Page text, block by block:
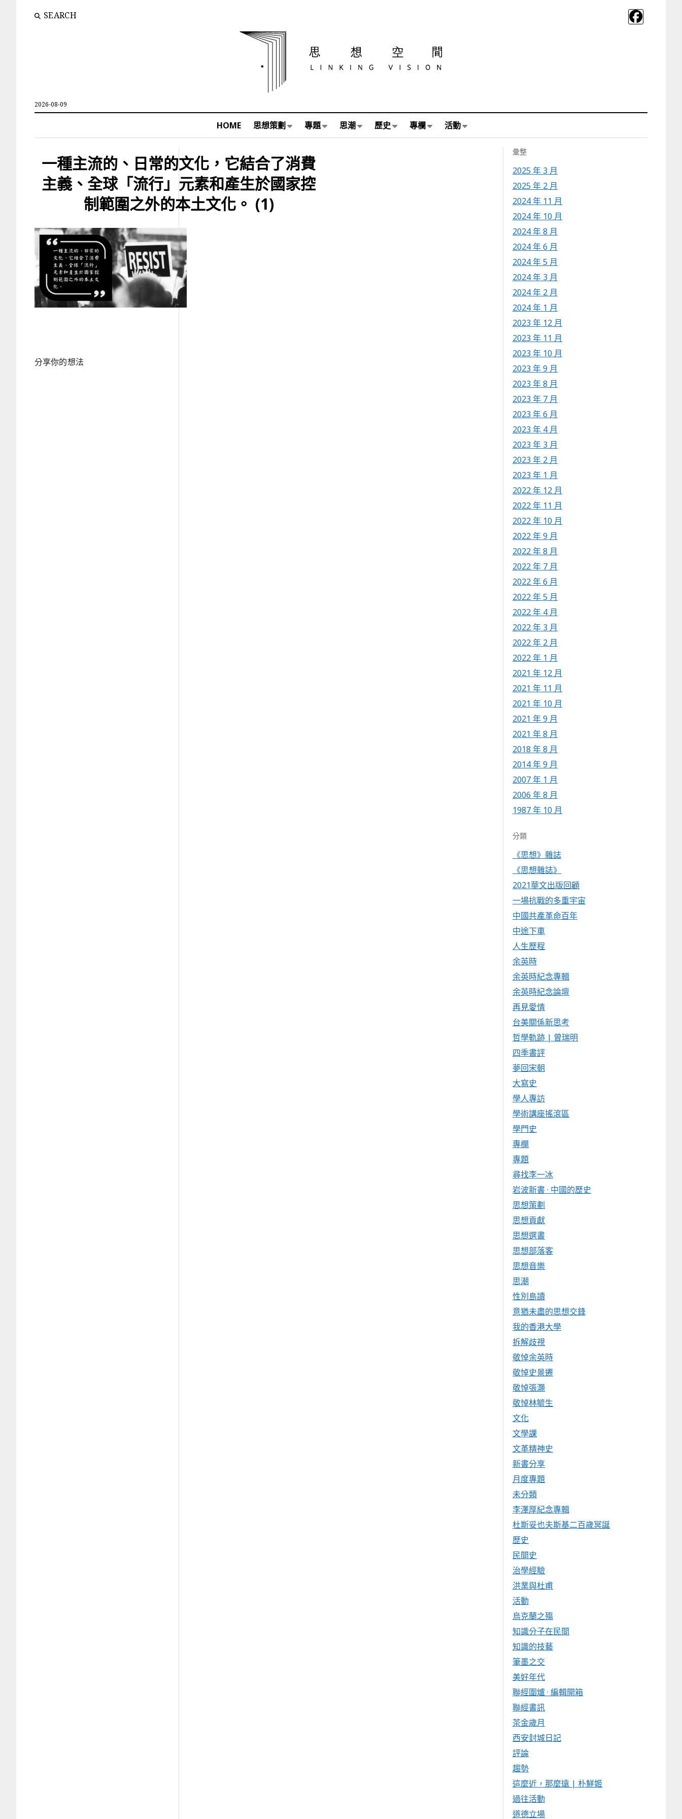
SEARCH
2026-08-09
HOME 思想策劃 專題 思潮 歷史 專欄 活動
一種主流的、日常的文化，它結合了消費
主義、全球「流行」元素和產生於國家控
制範圍之外的本土文化。 (1)
分享你的想法
彙整
2025 年 3 月
2025 年 2 月
2024 年 11 月
2024 年 10 月
2024 年 8 月
2024 年 6 月
2024 年 5 月
2024 年 3 月
2024 年 2 月
2024 年 1 月
2023 年 12 月
2023 年 11 月
2023 年 10 月
2023 年 9 月
2023 年 8 月
2023 年 7 月
2023 年 6 月
2023 年 4 月
2023 年 3 月
2023 年 2 月
2023 年 1 月
2022 年 12 月
2022 年 11 月
2022 年 10 月
2022 年 9 月
2022 年 8 月
2022 年 7 月
2022 年 6 月
2022 年 5 月
2022 年 4 月
2022 年 3 月
2022 年 2 月
2022 年 1 月
2021 年 12 月
2021 年 11 月
2021 年 10 月
2021 年 9 月
2021 年 8 月
2018 年 8 月
2014 年 9 月
2007 年 1 月
2006 年 8 月
1987 年 10 月
分類
《思想》雜誌
《思想雜誌》
2021華文出版回顧
一場抗戰的多重宇宙
中國共產革命百年
中途下車
人生歷程
余英時
余英時紀念專輯
余英時紀念論壇
再見愛情
台美關係新思考
哲學軌跡 | 曾瑞明
四季書評
夢回宋朝
大寫史
學人專訪
學術講座搖滾區
學門史
專欄
專題
尋找李一冰
岩波新書 · 中國的歷史
思想策劃
思想貢獻
思想選書
思想部落客
思想音樂
思潮
性別島讀
意猶未盡的思想交鋒
我的香港大學
拆解歧視
敬悼余英時
敬悼史景遷
敬悼張灝
敬悼林毓生
文化
文學課
文革精神史
新書分享
月度專題
未分類
李澤厚紀念專輯
杜斯妥也夫斯基二百歲冥誕
歷史
民間史
治學經驗
洪業與杜甫
活動
烏克蘭之殤
知識分子在民間
知識的技藝
筆墨之交
美好年代
聯經圍爐 · 編輯開箱
聯經書訊
茶金歲月
西安封城日記
評論
趨勢
這麼近，那麼遠 | 朴鮮姬
過往活動
道德立場